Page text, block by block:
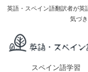
英語・スペイン語翻訳者が英
気づ
スペイン語学習